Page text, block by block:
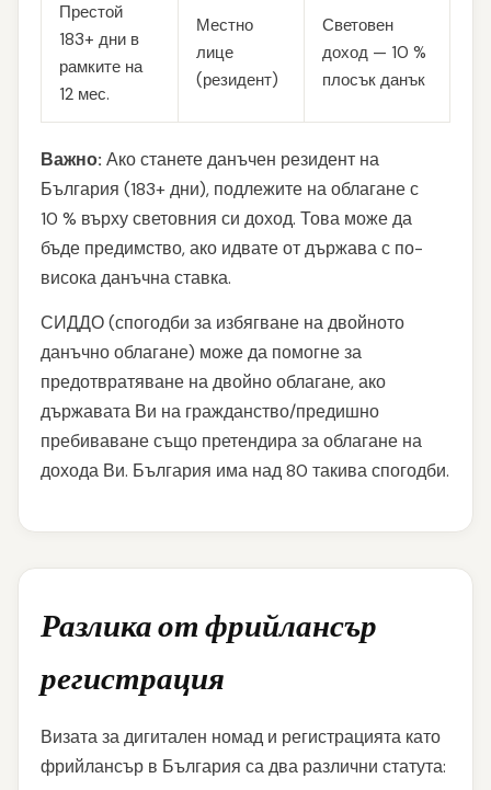
Престой
183+ дни в
рамките на
12 мес.
Местно
лице
(резидент)
Световен
доход — 10 %
плосък данък
Важно: Ако станете данъчен резидент на
България (183+ дни), подлежите на облагане с
10 % върху световния си доход. Това може да
бъде предимство, ако идвате от държава с по-
висока данъчна ставка.
СИДДО (спогодби за избягване на двойното
данъчно облагане) може да помогне за
предотвратяване на двойно облагане, ако
държавата Ви на гражданство/предишно
пребиваване също претендира за облагане на
дохода Ви. България има над 80 такива спогодби.
Разлика от фрийлансър
регистрация
Визата за дигитален номад и регистрацията като
фрийлансър в България са два различни статута: